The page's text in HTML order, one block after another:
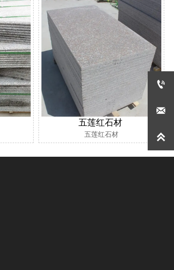
五莲红石材
五莲红石材


